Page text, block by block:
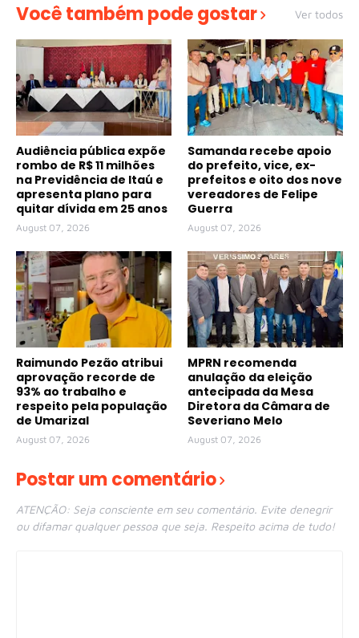
Você também pode gostar Ver todos
Audiência pública expõe
rombo de R$ 11 milhões
na Previdência de Itaú e
apresenta plano para
quitar dívida em 25 anos
August 07, 2026
Samanda recebe apoio
do prefeito, vice, ex-
prefeitos e oito dos nove
vereadores de Felipe
Guerra
August 07, 2026
Raimundo Pezão atribui
aprovação recorde de
93% ao trabalho e
respeito pela população
de Umarizal
August 07, 2026
MPRN recomenda
anulação da eleição
antecipada da Mesa
Diretora da Câmara de
Severiano Melo
August 07, 2026
Postar um comentário
ATENÇÃO: Seja consciente em seu comentário. Evite denegrir
ou difamar qualquer pessoa que seja. Respeito acima de tudo!